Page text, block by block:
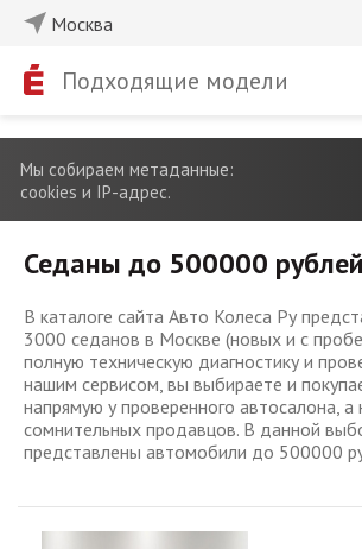
Москва
Подходящие модели
Мы собираем метаданные:
cookies и IP-адрес.
Седаны до 500000
В каталоге сайта Авто Колеса Ру
3000 седанов в Москве (новых и с
полную техническую диагностику и
нашим сервисом, вы выбираете и
напрямую у проверенного автосалона, а
сомнительных продавцов. В данной
представлены автомобили до 500000